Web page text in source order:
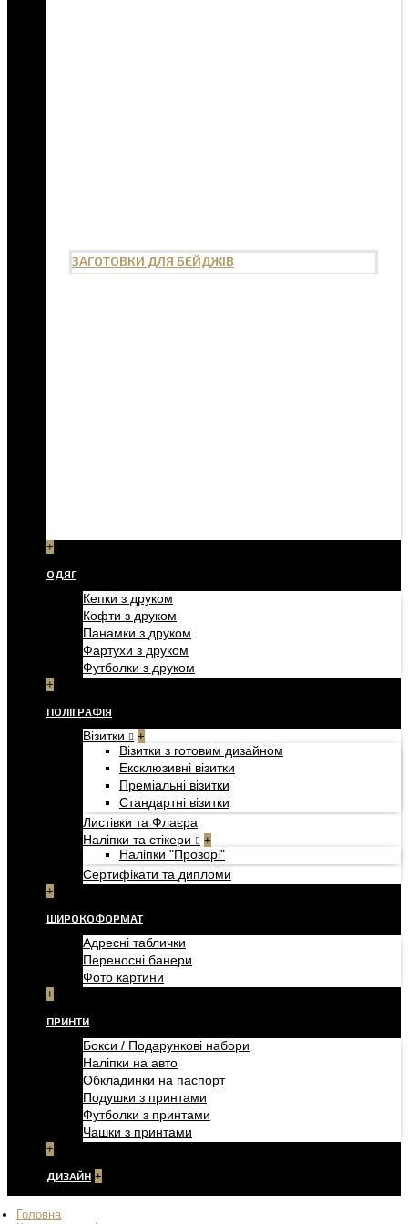
ЗАГОТОВКИ ДЛЯ БЕЙДЖІВ
+
ОДЯГ
Кепки з друком
Кофти з друком
Панамки з друком
Фартухи з друком
Футболки з друком
+
ПОЛІГРАФІЯ
Візитки +
Візитки з готовим дизайном
Ексклюзивні візитки
Преміальні візитки
Стандартні візитки
Листівки та Флаєра
Наліпки та стікери
+
Наліпки "Прозорі"
Сертифікати та дипломи
+
ШИРОКОФОРМАТ
Адресні таблички
Переносні банери
Фото картини
+
ПРИНТИ
Бокси / Подарункові набори
Наліпки на авто
Обкладинки на паспорт
Подушки з принтами
Футболки з принтами
Чашки з принтами
+
ДИЗАЙН +
Головна